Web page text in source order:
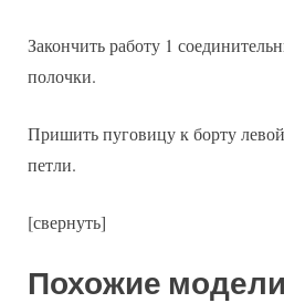
Закончить работу 1
полочки.
Пришить пуговицу к борту
петли.
[свернуть]
Похожие